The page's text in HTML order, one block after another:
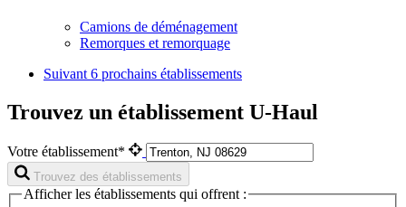
Camions de déménagement
Remorques et remorquage
Suivant 6 prochains établissements
Trouvez un établissement U-Haul
Votre établissement*
Trouvez des établissements
Afficher les établissements qui offrent :